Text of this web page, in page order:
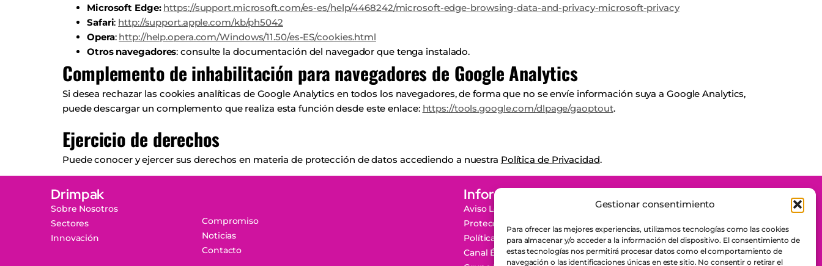
Gestionar consentimiento
Para ofrecer las mejores experiencias, utilizamos tecnologías como las cookies
para almacenar y/o acceder a la información del dispositivo. El consentimiento de
estas tecnologías nos permitirá procesar datos como el comportamiento de
navegación o las identificaciones únicas en este sitio. No consentir o retirar el
Microsoft Edge: https://support.microsoft.com/es-es/help/4468242/microsoft-edge-browsing-data-and-privacy-microsoft-privacy
Safari: http://support.apple.com/kb/ph5042
Opera: http://help.opera.com/Windows/11.50/es-ES/cookies.html
Otros navegadores: consulte la documentación del navegador que tenga instalado.
Complemento de inhabilitación para navegadores de Google Analytics
Si desea rechazar las cookies analíticas de Google Analytics en todos los navegadores, de forma que no se envíe información suya a Google Analytics,
puede descargar un complemento que realiza esta función desde este enlace: https://tools.google.com/dlpage/gaoptout.
Ejercicio de derechos
Puede conocer y ejercer sus derechos en materia de protección de datos accediendo a nuestra Política de Privacidad.
Drimpak
Sobre Nosotros
Sectores
Innovación
Compromiso
Noticias
Contacto
Información
Aviso Legal
Protección de Datos
Política de Cookies
Canal Ético
Código Ético y de Conducta
Código Conducta Proveedores